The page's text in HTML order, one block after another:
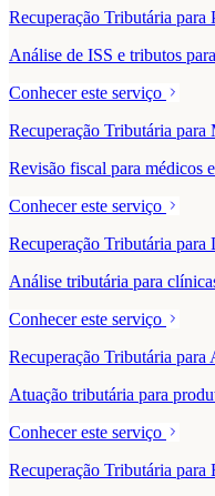
Recuperação Tributária para
Análise de ISS e tributos
Conhecer este serviço
Recuperação Tributária para
Revisão fiscal para médicos
Conhecer este serviço
Recuperação Tributária para
Análise tributária para
Conhecer este serviço
Recuperação Tributária para
Atuação tributária para
Conhecer este serviço
Recuperação Tributária para